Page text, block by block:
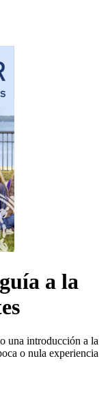
a la
una introducción a la
o nula experiencia